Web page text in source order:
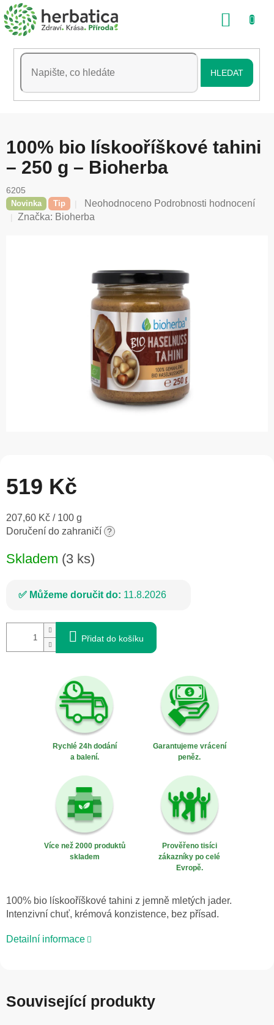
Přejít
na
obsah
HLEDAT
100% bio lískooříškové tahini
– 250 g – Bioherba
6205
Novinka Tip
Průměrné
hodnocení
hvězdiček.
Neohodnoceno Podrobnosti hodnocení
Značka: Bioherba
519 Kč
Měrná
cena:
207,60 Kč / 100 g
Doručení do zahraničí ?
Skladem (3 ks)
Můžeme doručit do: 11.8.2026
Přidat do košíku
Rychlé 24h dodání
a balení.
Garantujeme vrácení
peněz.
Více než 2000 produktů
skladem
Prověřeno tisíci
zákazníky po celé
Evropě.
100% bio lískooříškové tahini z jemně mletých jader.
Intenzivní chuť, krémová konzistence, bez přísad.
Detailní informace
Související produkty